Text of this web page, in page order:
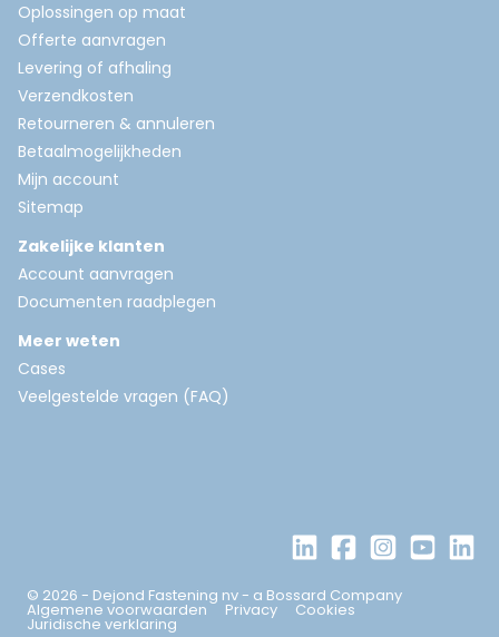
Oplossingen op maat
Offerte aanvragen
Levering of afhaling
Verzendkosten
Retourneren & annuleren
Betaalmogelijkheden
Mijn account
Sitemap
Zakelijke klanten
Account aanvragen
Documenten raadplegen
Meer weten
Cases
Veelgestelde vragen (FAQ)
© 2026 - Dejond Fastening nv - a Bossard Company
Algemene voorwaarden Privacy Cookies
Juridische verklaring